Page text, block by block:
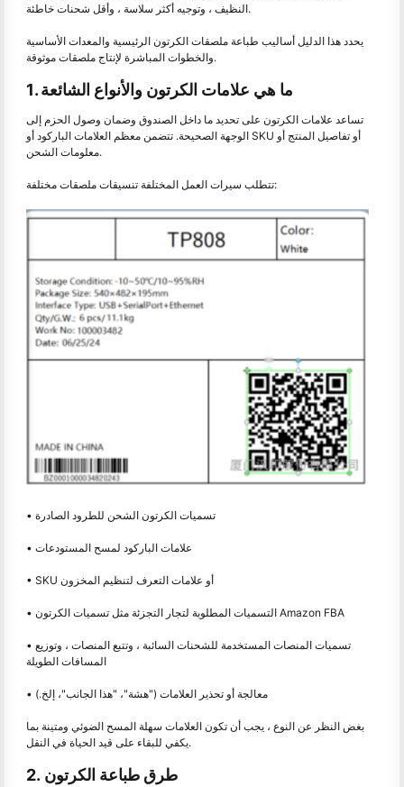
النظيف ، وتوجيه أكثر سلاسة ، وأقل شحنات خاطئة.
يحدد هذا الدليل أساليب طباعة ملصقات الكرتون الرئيسية والمعدات الأساسية
والخطوات المباشرة لإنتاج ملصقات موثوقة.
1. ما هي علامات الكرتون والأنواع الشائعة
تساعد علامات الكرتون على تحديد ما داخل الصندوق وضمان وصول الحزم إلى
الوجهة الصحيحة. تتضمن معظم العلامات الباركود أو SKU أو تفاصيل المنتج أو
معلومات الشحن.
تتطلب سيرات العمل المختلفة تنسيقات ملصقات مختلفة:
• تسميات الكرتون الشحن للطرود الصادرة
• علامات الباركود لمسح المستودعات
• SKU أو علامات التعرف لتنظيم المخزون
• التسميات المطلوبة لتجار التجزئة مثل تسميات الكرتون Amazon FBA
• تسميات المنصات المستخدمة للشحنات السائبة ، وتتبع المنصات ، وتوزيع
المسافات الطويلة
• معالجة أو تحذير العلامات ("هشة"، "هذا الجانب"، إلخ.)
بغض النظر عن النوع ، يجب أن تكون العلامات سهلة المسح الضوئي ومتينة بما
يكفي للبقاء على قيد الحياة في النقل.
2. طرق طباعة الكرتون